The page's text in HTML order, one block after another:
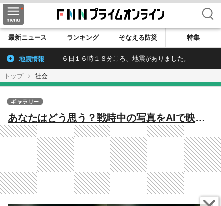
検索
最新ニュース ランキング そなえる防災 特集
地震情報 ６日１６時１８分ころ、地震がありました。
トップ 社会
あなたはどう思う？戦時中の写真をAIで映像
化 肯定的な意見と共に否定的な声も 戦争
の記憶を後世につなぐため…何が正解で何が
不正解なのか模索は続く
ギャラリー